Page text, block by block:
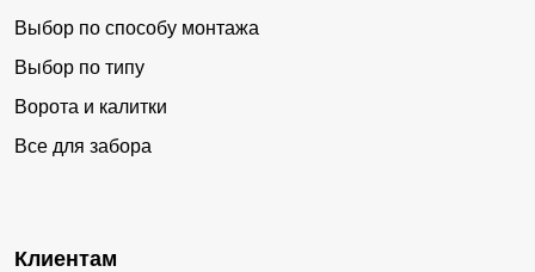
Выбор по способу монтажа
Выбор по типу
Ворота и калитки
Все для забора
Клиентам